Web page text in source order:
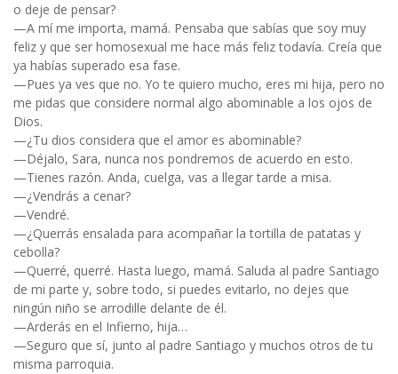
o deje de pensar?
—A mí me importa, mamá. Pensaba que sabías que soy muy
feliz y que ser homosexual me hace más feliz todavía. Creía que
ya habías superado esa fase.
—Pues ya ves que no. Yo te quiero mucho, eres mi hija, pero no
me pidas que considere normal algo abominable a los ojos de
Dios.
—¿Tu dios considera que el amor es abominable?
—Déjalo, Sara, nunca nos pondremos de acuerdo en esto.
—Tienes razón. Anda, cuelga, vas a llegar tarde a misa.
—¿Vendrás a cenar?
—Vendré.
—¿Querrás ensalada para acompañar la tortilla de patatas y
cebolla?
—Querré, querré. Hasta luego, mamá. Saluda al padre Santiago
de mi parte y, sobre todo, si puedes evitarlo, no dejes que
ningún niño se arrodille delante de él.
—Arderás en el Infierno, hija…
—Seguro que sí, junto al padre Santiago y muchos otros de tu
misma parroquia.